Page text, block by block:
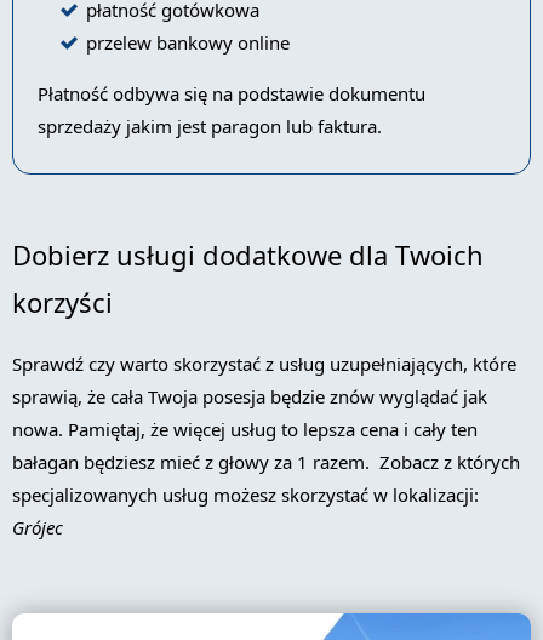
płatność gotówkowa
przelew bankowy online
Płatność odbywa się na podstawie dokumentu
sprzedaży jakim jest paragon lub faktura.
Dobierz usługi dodatkowe dla Twoich
korzyści
Sprawdź czy warto skorzystać z usług uzupełniających, które
sprawią, że cała Twoja posesja będzie znów wyglądać jak
nowa. Pamiętaj, że więcej usług to lepsza cena i cały ten
bałagan będziesz mieć z głowy za 1 razem. Zobacz z których
specjalizowanych usług możesz skorzystać w lokalizacji:
Grójec